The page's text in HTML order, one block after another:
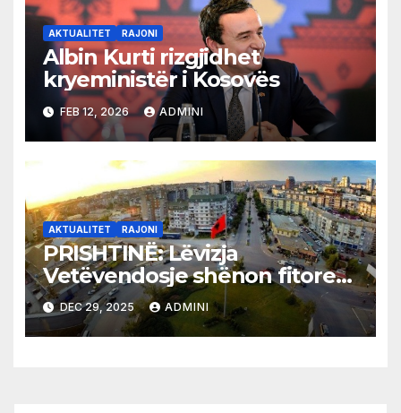
AKTUALITET RAJONI
Albin Kurti rizgjidhet
kryeministër i Kosovës
FEB 12, 2026 ADMINI
AKTUALITET RAJONI
PRISHTINË: Lëvizja
Vetëvendosje shënon fitore
të thellë, Kosova del nga
bllokimi politik
DEC 29, 2025 ADMINI